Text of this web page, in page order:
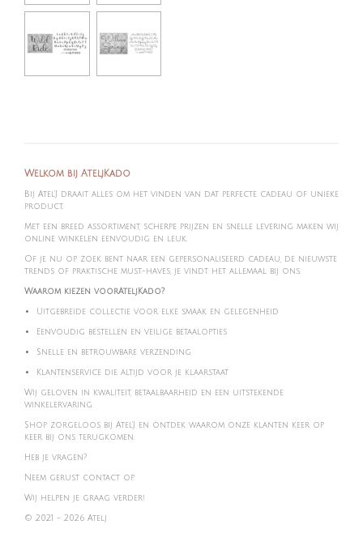
Welkom bij AteljKado
Bij Atel'J draait alles om het vinden van dat perfecte cadeau of unieke
product.
Met een breed assortiment, scherpe prijzen en snelle levering maken wij
online winkelen eenvoudig en leuk.
Of je nu op zoek bent naar een gepersonaliseerd cadeau, de nieuwste
trends of praktische must-haves, je vindt het allemaal bij ons.
Waarom kiezen voorAteljKado?
Uitgebreide collectie voor elke smaak en gelegenheid
Eenvoudig bestellen en veilige betaalopties
Snelle en betrouwbare verzending
Klantenservice die altijd voor je klaarstaat
Wij geloven in kwaliteit, betaalbaarheid en een uitstekende
winkelervaring.
Shop zorgeloos bij Atel'J en ontdek waarom onze klanten keer op
keer bij ons terugkomen.
Heb je vragen?
Neem gerust contact op.
Wij helpen je graag verder!
© 2021 - 2026 Atelj